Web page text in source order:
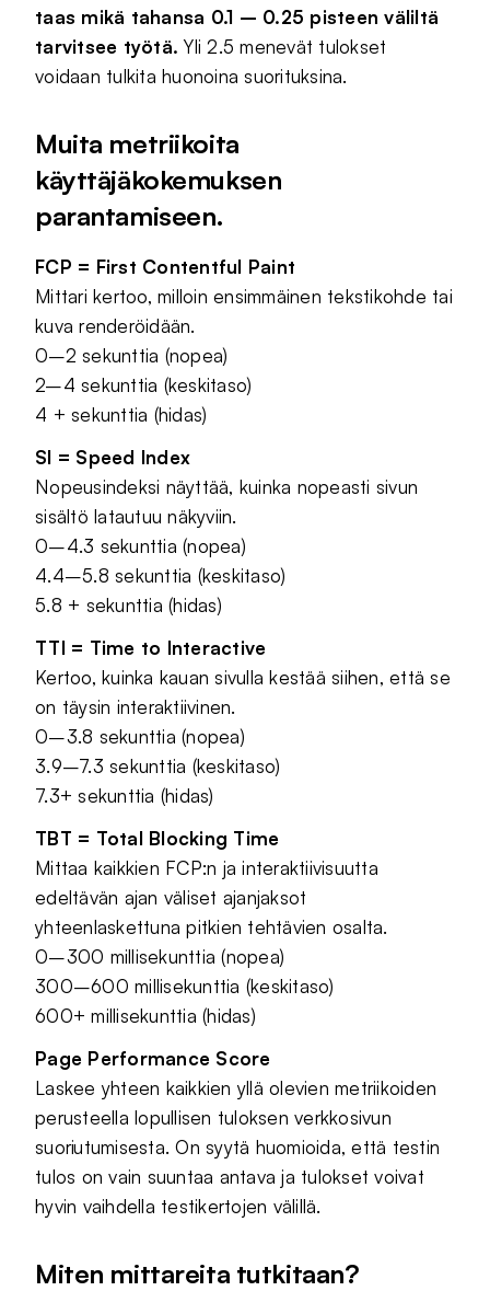
taas mikä tahansa 0.1 – 0.25 pisteen väliltä
tarvitsee työtä. Yli 2.5 menevät tulokset
voidaan tulkita huonoina suorituksina.
Muita metriikoita
käyttäjäkokemuksen
parantamiseen.
FCP = First Contentful Paint
Mittari kertoo, milloin ensimmäinen tekstikohde tai
kuva renderöidään.
0–2 sekunttia (nopea)
2–4 sekunttia (keskitaso)
4 + sekunttia (hidas)
SI = Speed Index
Nopeusindeksi näyttää, kuinka nopeasti sivun
sisältö latautuu näkyviin.
0–4.3 sekunttia (nopea)
4.4–5.8 sekunttia (keskitaso)
5.8 + sekunttia (hidas)
TTI = Time to Interactive
Kertoo, kuinka kauan sivulla kestää siihen, että se
on täysin interaktiivinen.
0–3.8 sekunttia (nopea)
3.9–7.3 sekunttia (keskitaso)
7.3+ sekunttia (hidas)
TBT = Total Blocking Time
Mittaa kaikkien FCP:n ja interaktiivisuutta
edeltävän ajan väliset ajanjaksot
yhteenlaskettuna pitkien tehtävien osalta.
0–300 millisekunttia (nopea)
300–600 millisekunttia (keskitaso)
600+ millisekunttia (hidas)
Page Performance Score
Laskee yhteen kaikkien yllä olevien metriikoiden
perusteella lopullisen tuloksen verkkosivun
suoriutumisesta. On syytä huomioida, että testin
tulos on vain suuntaa antava ja tulokset voivat
hyvin vaihdella testikertojen välillä.
Miten mittareita tutkitaan?